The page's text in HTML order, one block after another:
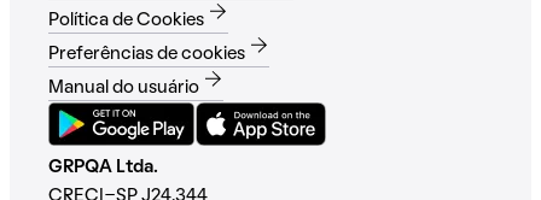
Política de Cookies
Preferências de cookies
Manual do usuário
GRPQA Ltda.